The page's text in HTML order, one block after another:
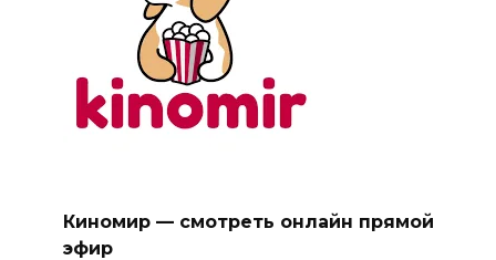
Киномир — смотреть онлайн прямой
эфир